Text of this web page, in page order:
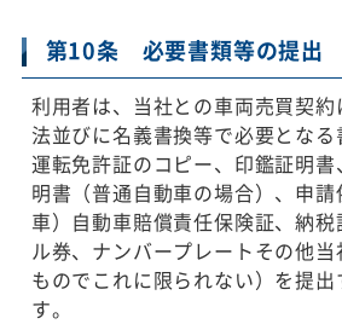
第10条 必要書類等の提出
利用者は、当社との車両売買契
法並びに名義書換等で必要となる
運転免許証のコピー、印鑑証明
明書（普通自動車の場合）、申
車）自動車賠償責任保険証、納
ル券、ナンバープレートその他
ものでこれに限られない）を提
す。